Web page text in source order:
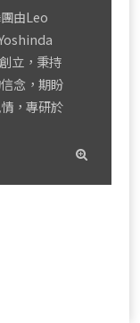
由Leo
立，秉持
念，期盼
，專研於